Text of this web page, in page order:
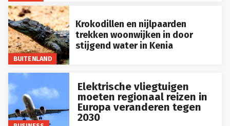
BUITENLAND
Krokodillen en nijlpaarden
trekken woonwijken in door
stijgend water in Kenia
BUSINESS
Elektrische vliegtuigen
moeten regionaal reizen in
Europa veranderen tegen
2030